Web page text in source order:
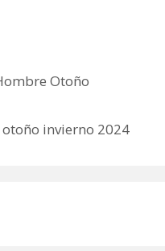
Otoño
invierno 2024